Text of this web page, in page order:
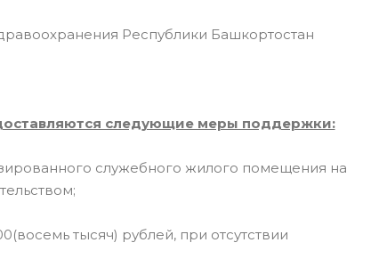
Республики Башкортостан
следующие меры поддержки:
служебного жилого помещения на
тысяч) рублей, при отсутствии